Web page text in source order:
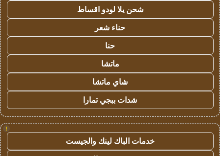
شحن يلا لودو اقساط
حناء شعر
حنا
ماتشا
شاي ماتشا
شدات ببجي تمارا
!
خدمات الباك لينك والجيست